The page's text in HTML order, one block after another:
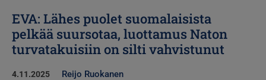
EVA: Lähes puolet suomalaisista
pelkää suursotaa, luottamus Naton
turvatakuisiin on silti vahvistunut
4.11.2025 Reijo Ruokanen